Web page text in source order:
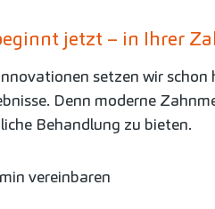
jetzt – in Ihrer
setzen wir
Denn moderne
Behandlung zu bieten.
vereinbaren